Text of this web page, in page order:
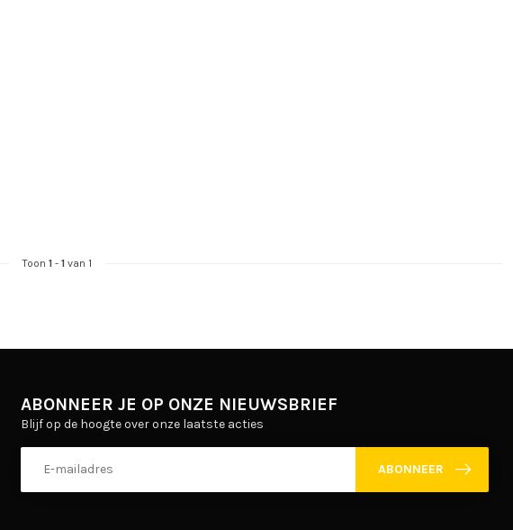
Toon 1- 1van 1
ABONNEER JE OP ONZE NIEUWSBRIEF
Blijf op de hoogte over onze laatste acties
ABONNEER